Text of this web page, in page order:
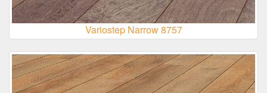
Variostep Narrow 8757